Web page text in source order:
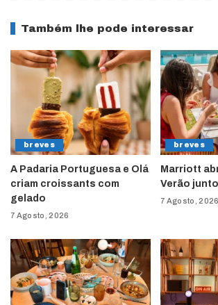
Também lhe pode interessar
breves
A Padaria Portuguesa e Olá
criam croissants com
gelado
7 Agosto, 2026
breves
Marriott
Verão
7 Agosto, 2026